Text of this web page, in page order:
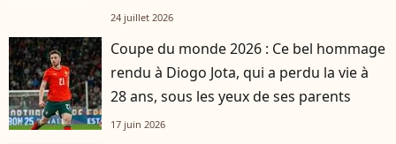
24 juillet 2026
Coupe du monde 2026 : Ce bel hommage
rendu à Diogo Jota, qui a perdu la vie à
28 ans, sous les yeux de ses parents
17 juin 2026